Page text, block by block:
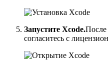
Запустите Xcode.После
согласитесь с